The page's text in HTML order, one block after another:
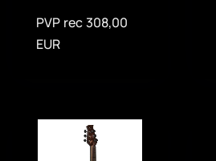
PVP rec 308,00
EUR